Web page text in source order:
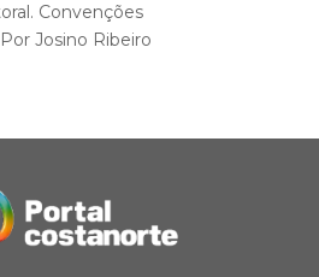
Convenções
Josino Ribeiro